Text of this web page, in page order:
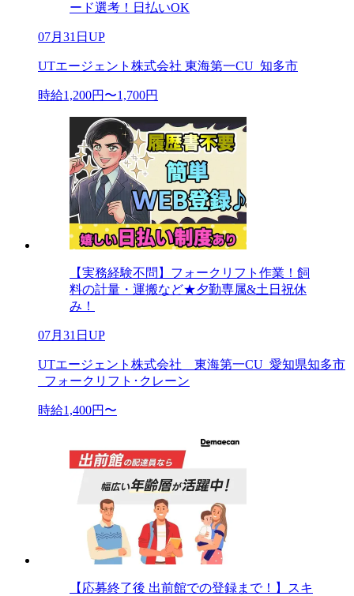
ード選考！日払いOK
07月31日UP
UTエージェント株式会社 東海第一CU_知多市
時給1,200円〜1,700円
【実務経験不問】フォークリフト作業！飼
料の計量・運搬など★夕勤専属&土日祝休
み！
07月31日UP
UTエージェント株式会社 東海第一CU_愛知県知多市
_フォークリフト･クレーン
時給1,400円〜
【応募終了後 出前館での登録まで！】スキ